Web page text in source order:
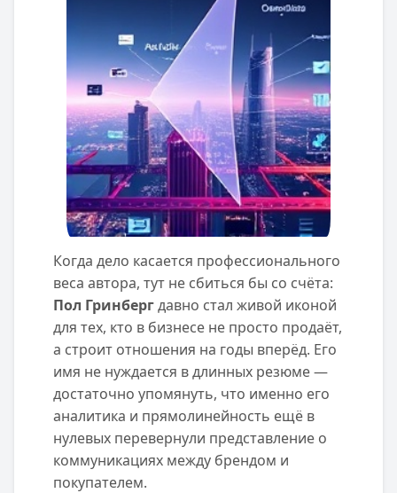
Когда дело касается профессионального
веса автора, тут не сбиться бы со счёта:
Пол Гринбергдавно стал живой иконой
для тех, кто в бизнесе не просто продаёт,
а строит отношения на годы вперёд. Его
имя не нуждается в длинных резюме —
достаточно упомянуть, что именно его
аналитика и прямолинейность ещё в
нулевых перевернули представление о
коммуникациях между брендом и
покупателем.